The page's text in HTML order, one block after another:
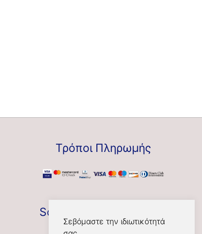
Τρόποι Πληρωμής
Social
Σεβόμαστε την ιδιωτικότητά